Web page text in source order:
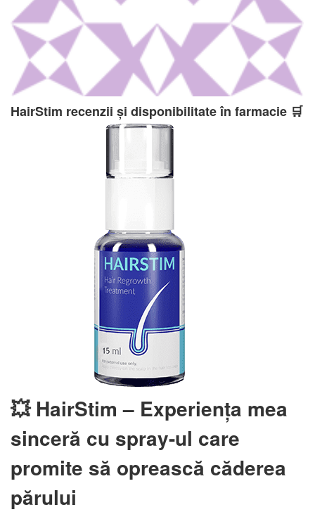
HairStim recenzii și disponibilitate în farmacie 🛒
💥 HairStim – Experiența mea
sinceră cu spray-ul care
promite să oprească căderea
părului